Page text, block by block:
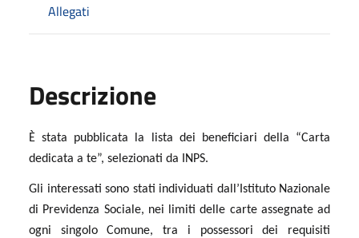
Allegati
Descrizione
È stata pubblicata la lista dei beneficiari della “Carta
dedicata a te”, selezionati da INPS.
Gli interessati sono stati individuati dall’Istituto Nazionale
di Previdenza Sociale, nei limiti delle carte assegnate ad
ogni singolo Comune, tra i possessori dei requisiti